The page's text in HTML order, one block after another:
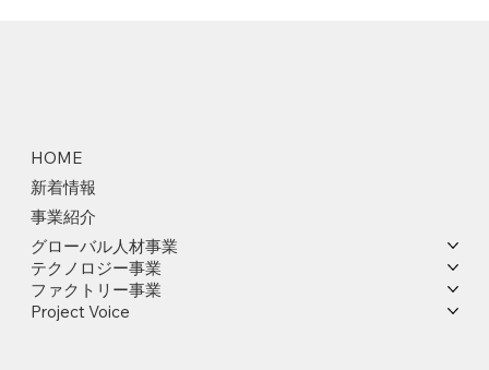
HOME
新着情報
事業紹介
グローバル人材事業
テクノロジー事業
ファクトリー事業
Project Voice